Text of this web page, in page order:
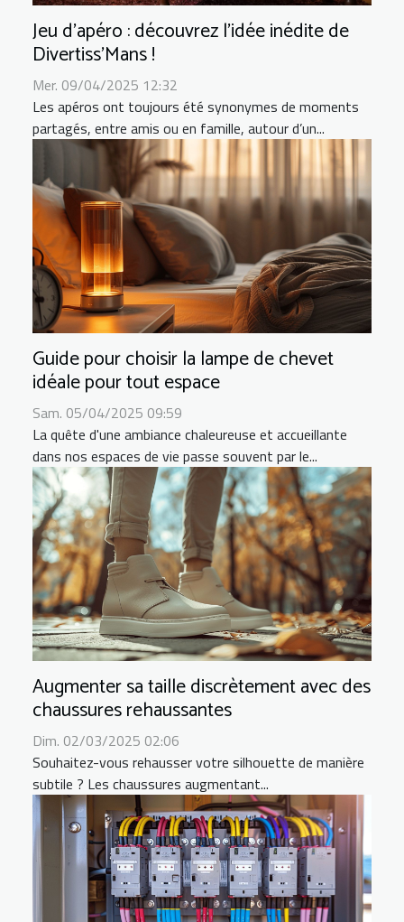
Jeu d’apéro : découvrez l’idée inédite de
Divertiss’Mans !
Mer. 09/04/2025 12:32
Les apéros ont toujours été synonymes de moments
partagés, entre amis ou en famille, autour d’un...
Guide pour choisir la lampe de chevet
idéale pour tout espace
Sam. 05/04/2025 09:59
La quête d'une ambiance chaleureuse et accueillante
dans nos espaces de vie passe souvent par le...
Augmenter sa taille discrètement avec des
chaussures rehaussantes
Dim. 02/03/2025 02:06
Souhaitez-vous rehausser votre silhouette de manière
subtile ? Les chaussures augmentant...